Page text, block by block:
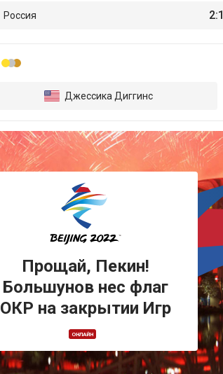
Сноуборд
Фигурное катание
Фристайл
Хоккей
Шорт-трек
Россия 2:1
Джессика Диггинс
Прощай, Пекин!
Большунов нес флаг
ОКР на закрытии Игр
ОНЛАЙН